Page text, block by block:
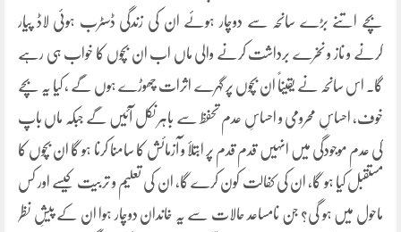
بچے اتنے بڑے سانحہ سے دوچار ہوئے ان کی زندگی ڈسٹرب ہوئی لاڈ پیار
کرنے و ناز و نخرے برداشت کرنے والی ماں اب ان بچوں کا خواب ہی رہے
گا۔ اس سانحہ نے یقیناً ان بچوں پر گہرے اثرات چھوڑے ہوں گے ، کیا یہ بچے
خوف، احساسِ محرومی و احساسِ عدم تحفظ سے باہر نکل آئیں گے جبکہ ماں باپ
کی عدم موجودگی میں انہیں قدم قدم پر ابتلأ و آزمائش کا سامنا کرنا ہو گا ان بچوں کا
مستقبل کیا ہو گا، ان کی کفالت کون کرے گا، ان کی تعلیم و تربیت کیسے اور کس
ماحول میں ہو گی؟ جن نامساعد حالات سے یہ خاندان دوچار ہوا ان کے پیشِ نظر